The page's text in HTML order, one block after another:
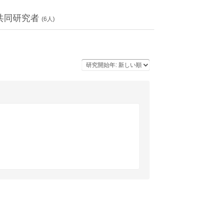
同研究者 (6 人)